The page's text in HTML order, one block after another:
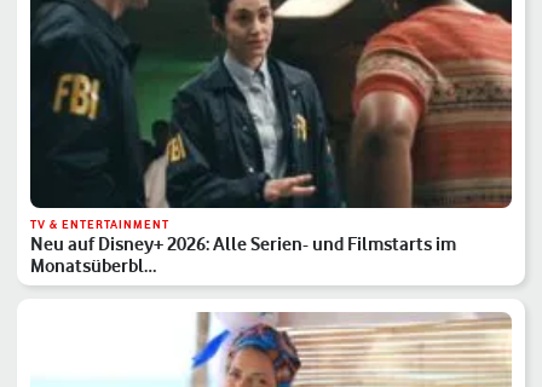
TV & ENTERTAINMENT
Neu auf Disney+ 2026: Alle Serien- und Filmstarts im
Monatsüberbl…